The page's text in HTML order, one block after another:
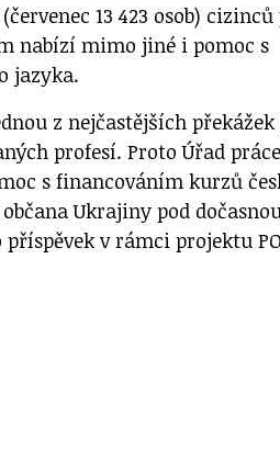
13 423 osob) cizinců
nabízí mimo jiné i pomoc s
jazyka.
z nejčastějších překážek
profesí. Proto Úřad práce
s financováním kurzů
Ukrajiny pod
v rámci projektu